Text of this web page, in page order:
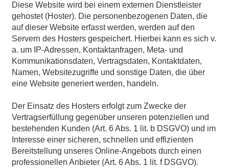
Diese Website wird bei einem externen Dienstleister
gehostet (Hoster). Die personenbezogenen Daten, die
auf dieser Website erfasst werden, werden auf den
Servern des Hosters gespeichert. Hierbei kann es sich v.
a. um IP-Adressen, Kontaktanfragen, Meta- und
Kommunikationsdaten, Vertragsdaten, Kontaktdaten,
Namen, Websitezugriffe und sonstige Daten, die über
eine Website generiert werden, handeln.
Der Einsatz des Hosters erfolgt zum Zwecke der
Vertragserfüllung gegenüber unseren potenziellen und
bestehenden Kunden (Art. 6 Abs. 1 lit. b DSGVO) und im
Interesse einer sicheren, schnellen und effizienten
Bereitstellung unseres Online-Angebots durch einen
professionellen Anbieter (Art. 6 Abs. 1 lit. f DSGVO).